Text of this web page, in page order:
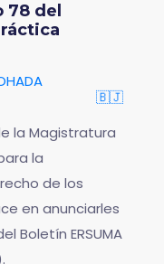
del
🇧🇯
la Magistratura
la
de los
en anunciarles
Boletín ERSUMA